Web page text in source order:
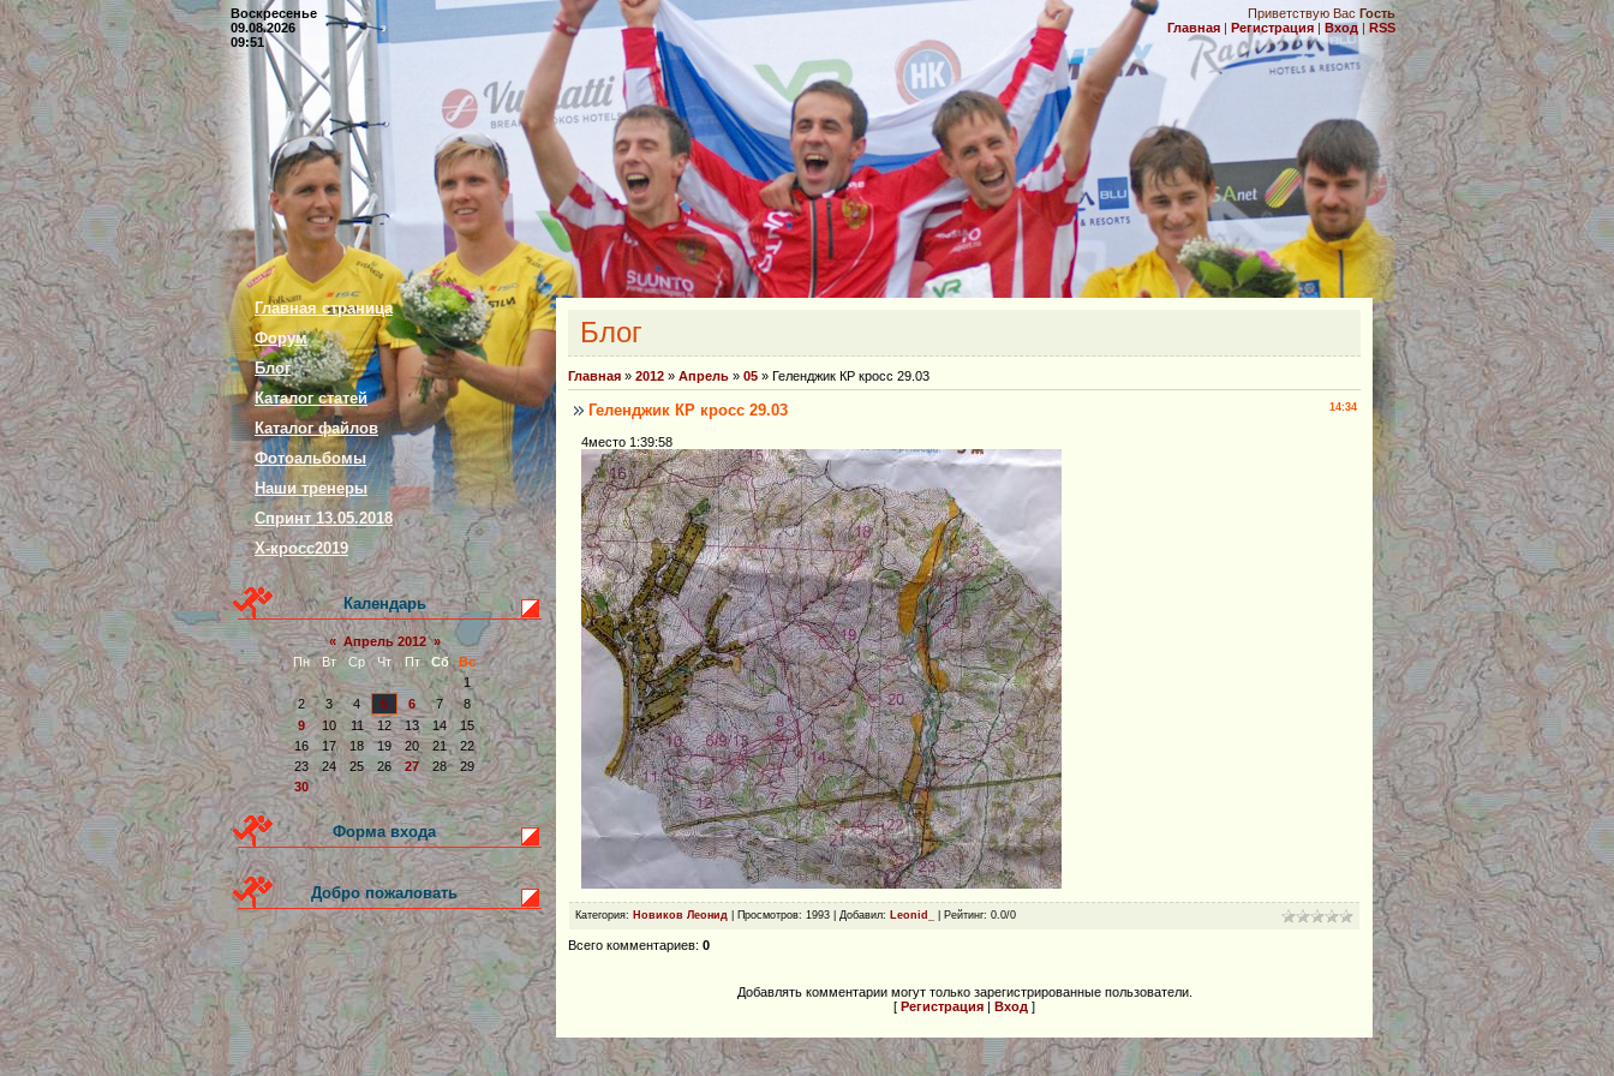
Воскресенье
09.08.2026
09:51
Приветствую Вас Гость
Главная | Регистрация | Вход | RSS
Главная страница
Форум
Блог
Каталог статей
Каталог файлов
Фотоальбомы
Наши тренеры
Спринт 13.05.2018
Х-кросс2019
Календарь
« Апрель 2012 »
Пн
Вт Ср Чт Пт Сб
Вс
1
2
3 4 5 6 7
8
9
10 11 12 13 14
15
16
17 18 19 20 21
22
23
24 25 26 27 28
29
30
Форма входа
Добро пожаловать
Блог
Главная » 2012 » Апрель » 05 » Геленджик КР кросс 29.03
14:34
Геленджик КР кросс 29.03
4место 1:39:58
Категория: Новиков Леонид Просмотров: 1993 | Добавил: Leonid_ Рейтинг: 0.0/0
Всего комментариев: 0
Добавлять комментарии могут только зарегистрированные пользователи.
[ Регистрация | Вход ]